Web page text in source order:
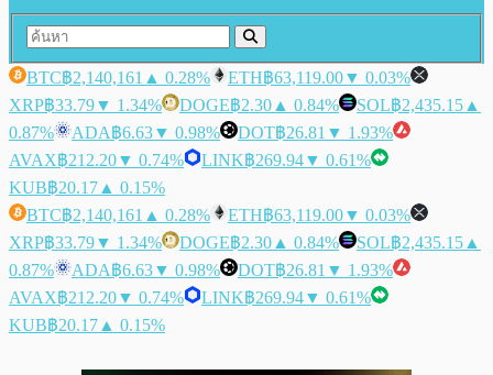
BTC฿2,140,161 ▲ 0.28% ETH฿63,119.00▼ 0.03%
XRP฿33.79▼ 1.34% DOGE฿2.30 ▲ 0.84% SOL฿2,435.15 ▲
0.87%
ADA฿6.63▼ 0.98% DOT฿26.81 ▼ 1.93%
AVAX฿212.20▼ 0.74% LINK฿269.94▼ 0.61%
KUB฿20.17 ▲ 0.15%
BTC฿2,140,161 ▲ 0.28% ETH฿63,119.00▼ 0.03%
XRP฿33.79▼ 1.34% DOGE฿2.30 ▲ 0.84% SOL฿2,435.15 ▲
0.87%
ADA฿6.63▼ 0.98% DOT฿26.81 ▼ 1.93%
AVAX฿212.20▼ 0.74% LINK฿269.94▼ 0.61%
KUB฿20.17 ▲ 0.15%